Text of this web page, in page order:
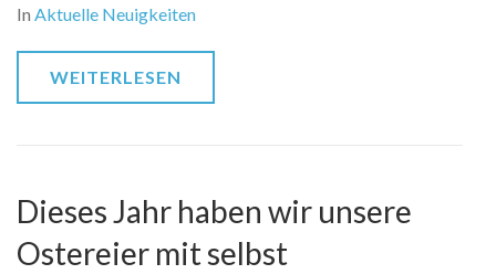
In Aktuelle Neuigkeiten
WEITERLESEN
Dieses Jahr haben wir unsere
Ostereier mit selbst